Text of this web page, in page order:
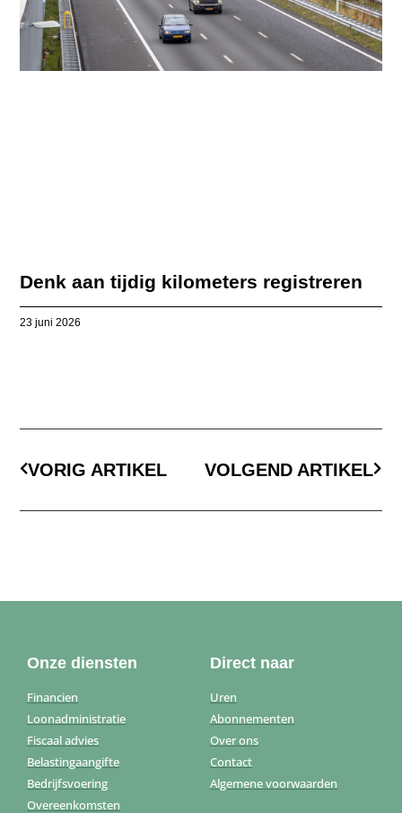
Denk aan tijdig kilometers registreren
23 juni 2026
VORIG ARTIKEL VOLGEND ARTIKEL
Onze diensten
Financien
Loonadministratie
Fiscaal advies
Belastingaangifte
Bedrijfsvoering
Overeenkomsten
Direct naar
Uren
Abonnementen
Over ons
Contact
Algemene voorwaarden